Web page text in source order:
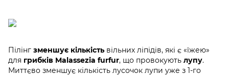
Пілінг зменшує кількість вільних ліпідів, які є «їжею»
для грибків Malassezia furfur, що провокують лупу.
Миттєво зменшує кількість лусочок лупи уже з 1-го